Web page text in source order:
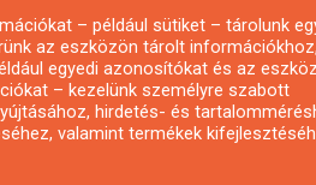
– például sütiket – tárolunk
az eszközön tárolt
egyedi azonosítókat és az
– kezelünk személyre szabott
hirdetés- és
valamint termékek